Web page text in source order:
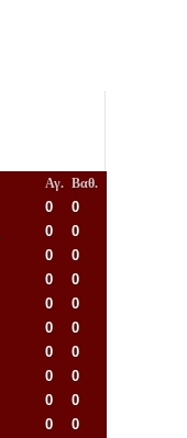
Αγ. Βαθ.
0
0
0
0
0
0
0
0
0
0
0
0
0
0
0
0
0
0
0
0